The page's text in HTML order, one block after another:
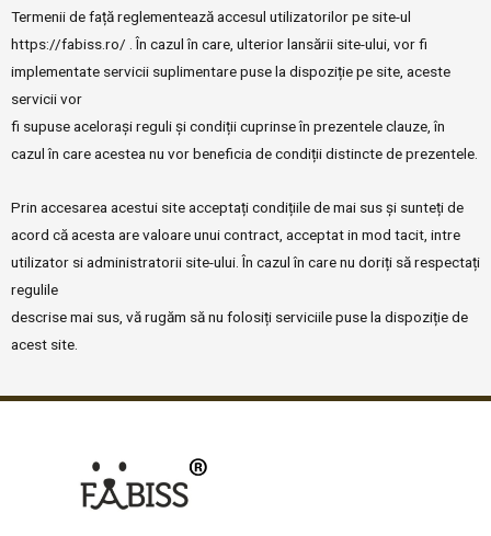
Termenii de față reglementează accesul utilizatorilor pe site-ul
https://fabiss.ro/ . În cazul în care, ulterior lansării site-ului, vor fi
implementate servicii suplimentare puse la dispoziție pe site, aceste
servicii vor
fi supuse acelorași reguli și condiții cuprinse în prezentele clauze, în
cazul în care acestea nu vor beneficia de condiții distincte de prezentele.
Prin accesarea acestui site acceptați condițiile de mai sus și sunteți de
acord că acesta are valoare unui contract, acceptat in mod tacit, intre
utilizator si administratorii site-ului. În cazul în care nu doriți să respectați
regulile
descrise mai sus, vă rugăm să nu folosiți serviciile puse la dispoziție de
acest site.